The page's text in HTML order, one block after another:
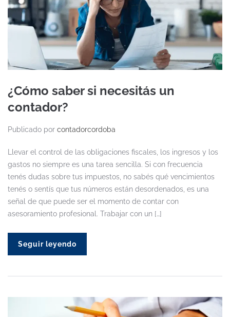
¿Cómo saber si necesitás un
contador?
Publicado por contadorcordoba
Llevar el control de las obligaciones fiscales, los ingresos y los
gastos no siempre es una tarea sencilla. Si con frecuencia
tenés dudas sobre tus impuestos, no sabés qué vencimientos
tenés o sentís que tus números están desordenados, es una
señal de que puede ser el momento de contar con
asesoramiento profesional. Trabajar con un […]
Seguir leyendo